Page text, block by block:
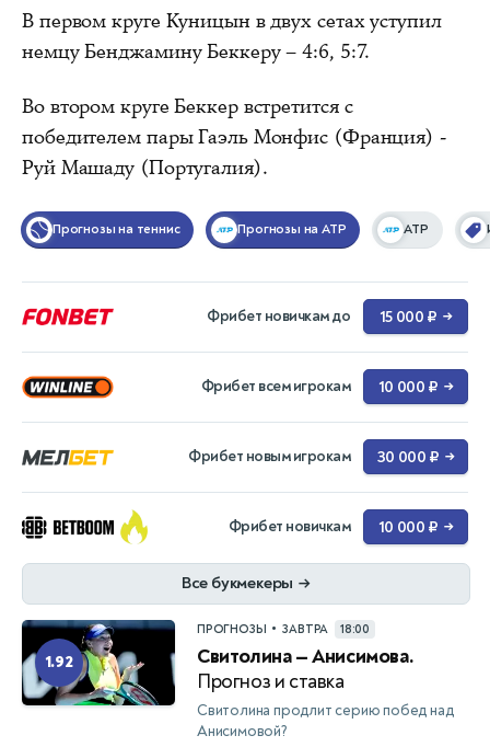
В первом круге Куницын в двух сетах уступил
немцу Бенджамину Беккеру – 4:6, 5:7.
Во втором круге Беккер встретится с
победителем пары Гаэль Монфис (Франция) -
Руй Машаду (Португалия).
Прогнозы на теннис Прогнозы на ATP ATP
Фрибет новичкам до 15 000 ₽ →
Фрибет всем игрокам 10 000 ₽ →
Фрибет новым игрокам 30 000 ₽ →
Фрибет новичкам 10 000 ₽ →
Все букмекеры →
1.92
ПРОГНОЗЫ • ЗАВТРА 18:00
Свитолина — Анисимова.
Прогноз и ставка
Свитолина продлит серию побед над
Анисимовой?